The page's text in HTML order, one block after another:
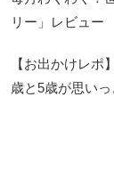
リー」レビュー
【お出かけレポ
歳と5歳が思い